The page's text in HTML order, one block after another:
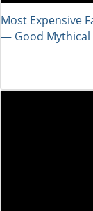
Most Expensive
― Good